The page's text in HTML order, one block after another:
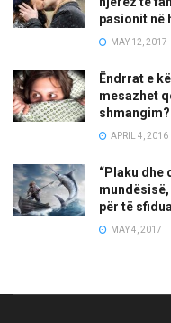
pasionit në
MAY 12, 2017
Ëndrrat e
mesazhet
shmangim?
APRIL 4, 2016
“Plaku dhe
për të
MAY 4, 2017